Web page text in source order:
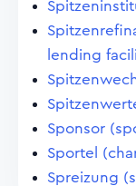
lending
Sponsor
Sportel
Spreizung